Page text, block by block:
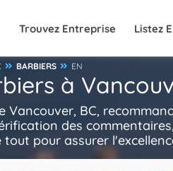
Trouvez Entreprise Listez
BARBIERS EN
à
Vancouver, BC,
des
pour assurer